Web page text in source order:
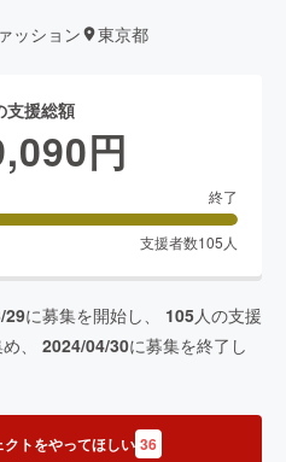
ッション 東京都
支援総額
円
終了
支援者数105 人
29に募集を開始し、 105人の支援
、 2024/04/30に募集を終了し
クトをやってほしい 36